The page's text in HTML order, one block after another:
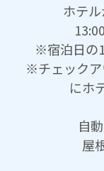
ホテ
※宿泊日の
※チェックア
にホ
自
屋